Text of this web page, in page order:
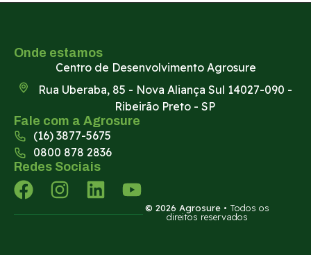
Onde estamos
Centro de Desenvolvimento Agrosure
Rua Uberaba, 85 - Nova Aliança Sul 14027-090 -
Ribeirão Preto - SP
Fale com a Agrosure
(16) 3877-5675
0800 878 2836
Redes Sociais
© 2026 Agrosure • Todos os
direitos reservados